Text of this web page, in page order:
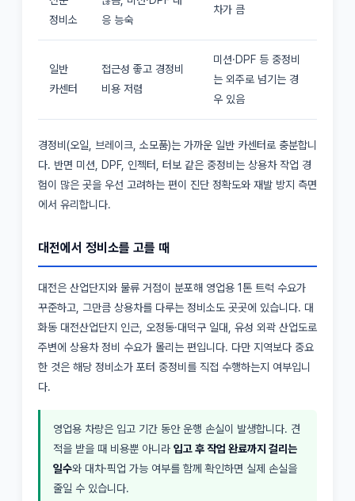
정비소
응 능숙
차가 큼
일반
카센터
접근성 좋고 경정비
비용 저렴
미션·DPF 등 중정비
는 외주로 넘기는 경
우 있음
경정비(오일, 브레이크, 소모품)는 가까운 일반 카센터로 충분합니
다. 반면 미션, DPF, 인젝터, 터보 같은 중정비는 상용차 작업 경
험이 많은 곳을 우선 고려하는 편이 진단 정확도와 재발 방지 측면
에서 유리합니다.
대전에서 정비소를 고를 때
대전은 산업단지와 물류 거점이 분포해 영업용 1톤 트럭 수요가
꾸준하고, 그만큼 상용차를 다루는 정비소도 곳곳에 있습니다. 대
화동 대전산업단지 인근, 오정동·대덕구 일대, 유성 외곽 산업도로
주변에 상용차 정비 수요가 몰리는 편입니다. 다만 지역보다 중요
한 것은 해당 정비소가 포터 중정비를 직접 수행하는지 여부입니
다.
영업용 차량은 입고 기간 동안 운행 손실이 발생합니다. 견
적을 받을 때 비용뿐 아니라 입고 후 작업 완료까지 걸리는
일수와 대차·픽업 가능 여부를 함께 확인하면 실제 손실을
줄일 수 있습니다.